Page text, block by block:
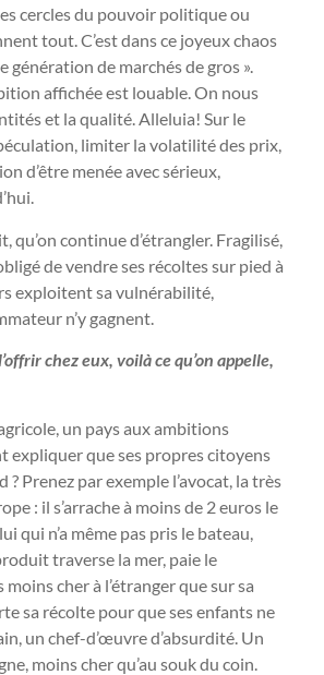
cercles du pouvoir politique ou
tout. C’est dans ce joyeux chaos
de marchés de gros ».
affichée est louable. On nous
et la qualité. Alleluia! Sur le
limiter la volatilité des prix,
d’être menée avec sérieux,
qu’on continue d’étrangler. Fragilisé,
de vendre ses récoltes sur pied à
exploitent sa vulnérabilité,
n’y gagnent.
chez eux, voilà ce qu’on appelle,
un pays aux ambitions
expliquer que ses propres citoyens
Prenez par exemple l’avocat, la très
: il s’arrache à moins de 2 euros le
qui n’a même pas pris le bateau,
traverse la mer, paie le
cher à l’étranger que sur sa
sa récolte pour que ses enfants ne
un chef-d’œuvre d’absurdité. Un
moins cher qu’au souk du coin.